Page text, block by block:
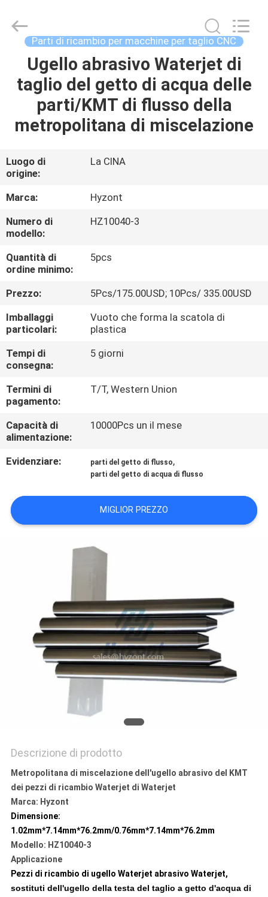
CASA
PRODOTTI
CIRCA
NOI
GIRO
DELLA
FABBRICA
CONTROLLO
DI
QUALITÀ
RICHIEDA
CITAZIONE
DEL
SITO
Technologies
Co.,Ltd..
Parti di ricambio per macchine per taglio CNC
Ugello abrasivo Waterjet di
taglio del getto di acqua delle
parti/KMT di flusso della
metropolitana di miscelazione
Luogo di
origine:
La CINA
Marca:
Hyzont
Numero di
modello:
HZ10040-3
Quantità di
ordine minimo:
5pcs
Prezzo:
5Pcs/175.00USD; 10Pcs/ 335.00USD
Imballaggi
particolari:
Vuoto che forma la scatola di
plastica
Tempi di
consegna:
5 giorni
Termini di
pagamento:
T/T, Western Union
Capacità di
alimentazione:
10000Pcs un il mese
Evidenziare: parti del getto di flusso,
parti del getto di acqua di flusso
MIGLIOR PREZZO
Descrizione di prodotto
Metropolitana di miscelazione dell'ugello abrasivo del KMT
dei pezzi di ricambio Waterjet di Waterjet
Marca: Hyzont
Dimensione:
1.02mm*7.14mm*76.2mm/0.76mm*7.14mm*76.2mm
Modello: HZ10040-3
Applicazione
Pezzi di ricambio di ugello Waterjet abrasivo Waterjet,
sostituti dell'ugello della testa del taglio a getto d'acqua di